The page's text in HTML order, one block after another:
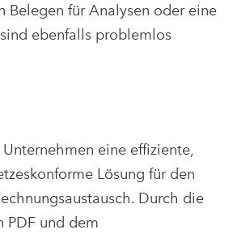
Belegen für Analysen oder eine
ebenfalls problemlos
eine effiziente,
Lösung für den
Durch die
PDF und dem